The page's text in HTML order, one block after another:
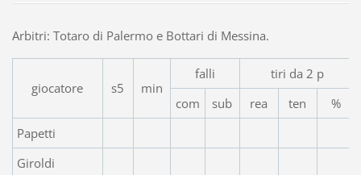
Arbitri: Totaro di Palermo e Bottari di Messina.
giocatore s5 min
falli
tiri da 2 p
com
sub rea ten
%
Papetti
Giroldi